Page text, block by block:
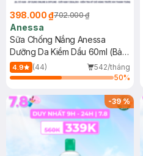
398.000 ₫702.000 ₫
Anessa
Sữa Chống Nắng Anessa
Dưỡng Da Kiềm Dầu 60ml (Bản
Mới)
4.9 (44)
542/tháng
50%
-39%